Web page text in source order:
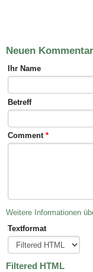
Neuen
Ihr Name
Betreff
Comment *
Weitere Informationen
Textformat
Filtered HTML